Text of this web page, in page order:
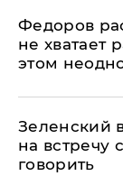
Федоров
не хватает
этом
Зеленский
на встречу
говорить